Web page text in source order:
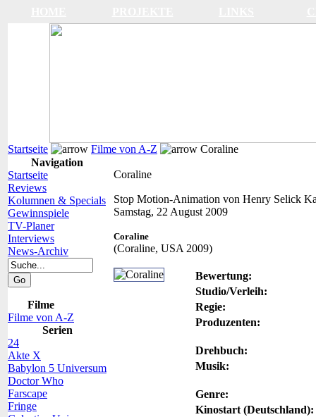
Startseite Filme von A-Z
Coraline
Navigation
Startseite
Reviews
Kolumnen & Specials
Gewinnspiele
TV-Planer
Interviews
News-Archiv
Filme
Filme von A-Z
Serien
24
Akte X
Babylon 5 Universum
Doctor Who
Farscape
Fringe
Coraline
Stop Motion-Animation von Henry Selick
Samstag, 22 August 2009
Coraline
(Coraline, USA 2009)
Bewertung:
Studio/Verleih:
Regie:
Produzenten:
Drehbuch:
Musik:
Genre:
Kinostart (Deutschland):